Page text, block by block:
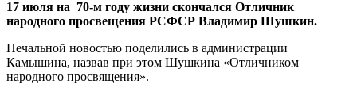
17 июля на 70-м году жизни скончался Отличник
народного просвещения РСФСР Владимир Шушкин.
Печальной новостью поделились в администрации
Камышина, назвав при этом Шушкина «Отличником
народного просвящения».